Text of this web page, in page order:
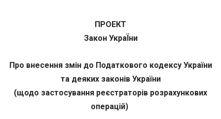
ПРОЕКТ
Закон УкраЇни
Про внесення змін до Податкового кодексу України
та деяких законів України
(щодо застосування реєстраторів розрахункових
операцій)